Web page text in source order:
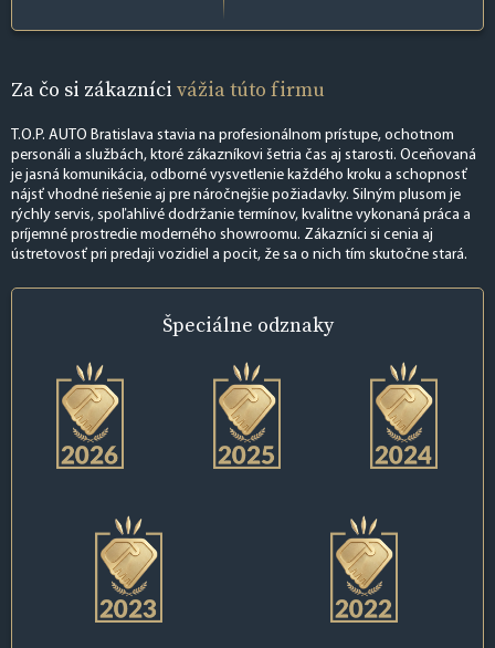
Za čo si zákazníci vážia túto firmu
T.O.P. AUTO Bratislava stavia na profesionálnom prístupe, ochotnom
personáli a službách, ktoré zákazníkovi šetria čas aj starosti. Oceňovaná
je jasná komunikácia, odborné vysvetlenie každého kroku a schopnosť
nájsť vhodné riešenie aj pre náročnejšie požiadavky. Silným plusom je
rýchly servis, spoľahlivé dodržanie termínov, kvalitne vykonaná práca a
príjemné prostredie moderného showroomu. Zákazníci si cenia aj
ústretovosť pri predaji vozidiel a pocit, že sa o nich tím skutočne stará.
Špeciálne odznaky